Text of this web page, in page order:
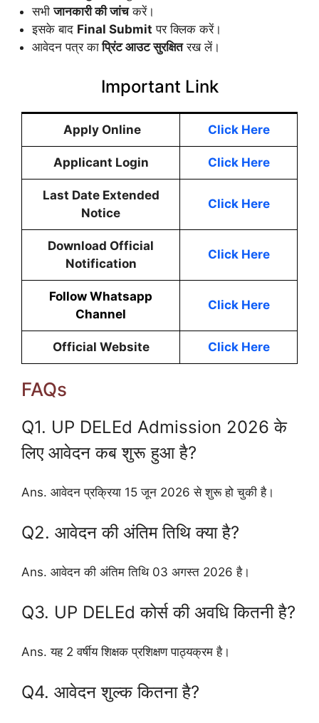
सभीजानकारी की जांचकरें।
इसके बाद Final Submit पर क्लिक करें।
आवेदन पत्र काप्रिंट आउट सुरक्षितरख लें।
Important Link
Apply Online Click Here
Applicant Login Click Here
Last Date Extended
Notice
Click Here
Download Official
Notification
Click Here
Follow Whatsapp
Channel
Click Here
Official Website Click Here
FAQs
Q1. UP DELEd Admission 2026 के
लिए आवेदन कब शुरू हुआ है?
Ans. आवेदन प्रक्रिया 15 जून 2026 से शुरू हो चुकी है।
Q2. आवेदन की अंतिम तिथि क्या है?
Ans. आवेदन की अंतिम तिथि 03 अगस्त 2026 है।
Q3. UP DELEd कोर्स की अवधि कितनी है?
Ans. यह 2 वर्षीय शिक्षक प्रशिक्षण पाठ्यक्रम है।
Q4. आवेदन शुल्क कितना है?